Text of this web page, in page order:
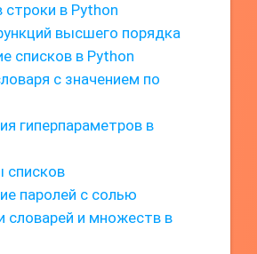
в Python
высшего порядка
списков в Python
с значением по
гиперпараметров в
списков
паролей с солью
словарей и множеств в